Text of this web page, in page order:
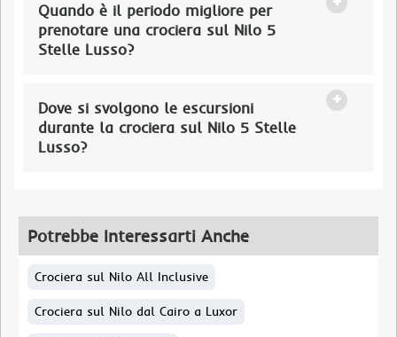
Quando è il periodo migliore per
prenotare una crociera sul Nilo 5
Stelle Lusso?
Dove si svolgono le escursioni
durante la crociera sul Nilo 5 Stelle
Lusso?
Potrebbe Interessarti Anche
Crociera sul Nilo All Inclusive
Crociera sul Nilo dal Cairo a Luxor